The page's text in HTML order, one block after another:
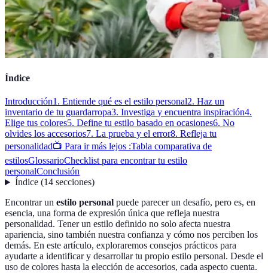
Índice
Introducción1. Entiende qué es el estilo personal2. Haz un
inventario de tu guardarropa3. Investiga y encuentra inspiración4.
Elige tus colores5. Define tu estilo basado en ocasiones6. No
olvides los accesorios7. La prueba y el error8. Refleja tu
personalidad📺 Para ir más lejos :Tabla comparativa de
estilosGlossarioChecklist para encontrar tu estilo
personalConclusión
Índice(14 secciones)
Encontrar un estilo personal puede parecer un desafío, pero es, en
esencia, una forma de expresión única que refleja nuestra
personalidad. Tener un estilo definido no solo afecta nuestra
apariencia, sino también nuestra confianza y cómo nos perciben los
demás. En este artículo, exploraremos consejos prácticos para
ayudarte a identificar y desarrollar tu propio estilo personal. Desde el
uso de colores hasta la elección de accesorios, cada aspecto cuenta.